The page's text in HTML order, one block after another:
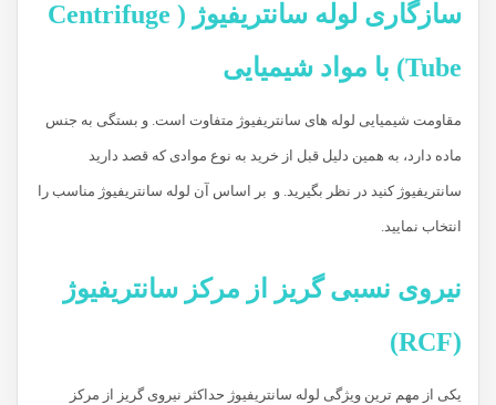
سازگاری لوله سانتریفیوژ ( Centrifuge
Tube) با مواد شیمیایی
مقاومت شیمیایی لوله های سانتریفیوژ متفاوت است. و بستگی به جنس
ماده دارد، به همین دلیل قبل از خرید به نوع موادی که قصد دارید
سانتریفیوژ کنید در نظر بگیرید. و بر اساس آن لوله سانتریفیوژ مناسب را
انتخاب نمایید.
نیروی نسبی گریز از مرکز سانتریفیوژ
(RCF)
یکی از مهم ترین ویژگی لوله سانتریفیوژ حداکثر نیروی گریز از مرکز